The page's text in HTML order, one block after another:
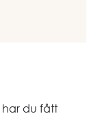
har du fått